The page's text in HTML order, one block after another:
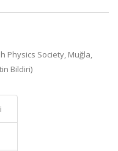
Physics Society, Muğla,
Bildiri)